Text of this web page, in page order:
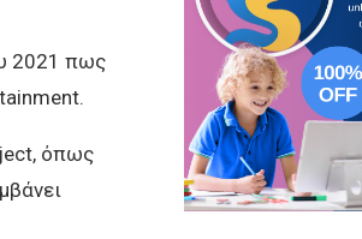
2021 πως
όπως